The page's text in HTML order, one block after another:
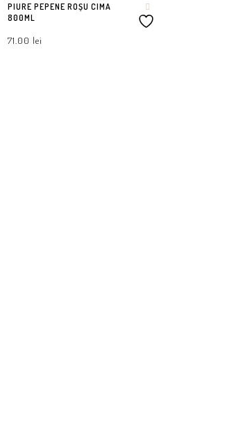
PIURE PEPENE ROȘU CIMA
800ML
71.00 lei